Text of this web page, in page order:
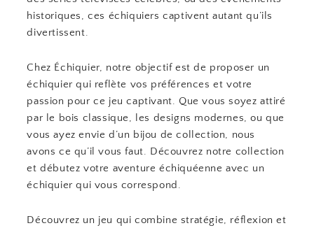
historiques, ces échiquiers captivent autant qu’ils
divertissent.
Chez Échiquier, notre objectif est de proposer un
échiquier qui reflète vos préférences et votre
passion pour ce jeu captivant. Que vous soyez attiré
par le bois classique, les designs modernes, ou que
vous ayez envie d’un bijou de collection, nous
avons ce qu’il vous faut. Découvrez notre collection
et débutez votre aventure échiquéenne avec un
échiquier qui vous correspond.
Découvrez un jeu qui combine stratégie, réflexion et